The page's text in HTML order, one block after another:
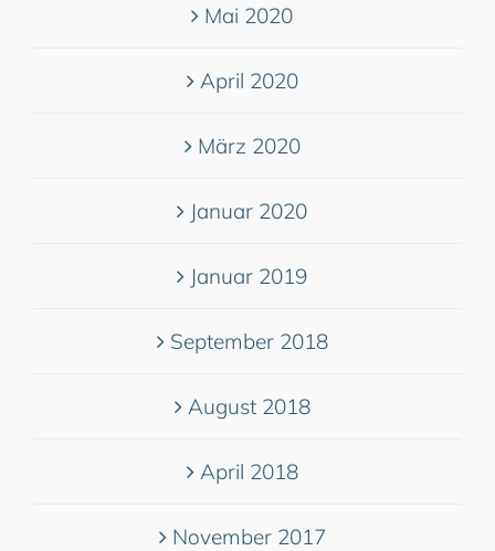
Mai 2020
April 2020
März 2020
Januar 2020
Januar 2019
September 2018
August 2018
April 2018
November 2017